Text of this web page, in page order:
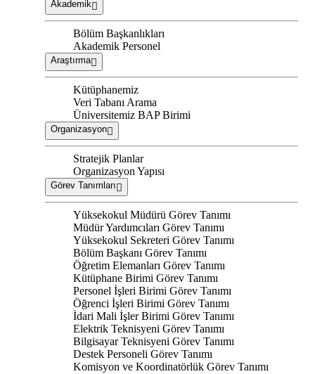
Akademik
Bölüm Başkanlıkları
Akademik Personel
Araştırma
Kütüphanemiz
Veri Tabanı Arama
Üniversitemiz BAP Birimi
Organizasyon
Stratejik Planlar
Organizasyon Yapısı
Görev Tanımları
Yüksekokul Müdürü Görev Tanımı
Müdür Yardımcıları Görev Tanımı
Yüksekokul Sekreteri Görev Tanımı
Bölüm Başkanı Görev Tanımı
Öğretim Elemanları Görev Tanımı
Kütüphane Birimi Görev Tanımı
Personel İşleri Birimi Görev Tanımı
Öğrenci İşleri Birimi Görev Tanımı
İdari Mali İşler Birimi Görev Tanımı
Elektrik Teknisyeni Görev Tanımı
Bilgisayar Teknisyeni Görev Tanımı
Destek Personeli Görev Tanımı
Komisyon ve Koordinatörlük Görev Tanımı